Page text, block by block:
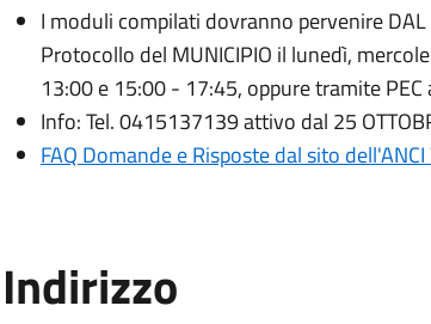
I moduli compilati dovranno pervenire DAL
Protocollo del MUNICIPIO il lunedì,
13:00 e 15:00 - 17:45, oppure tramite PEC
Info: Tel. 0415137139 attivo dal 25
FAQ Domande e Risposte dal sito dell'ANCI
Indirizzo